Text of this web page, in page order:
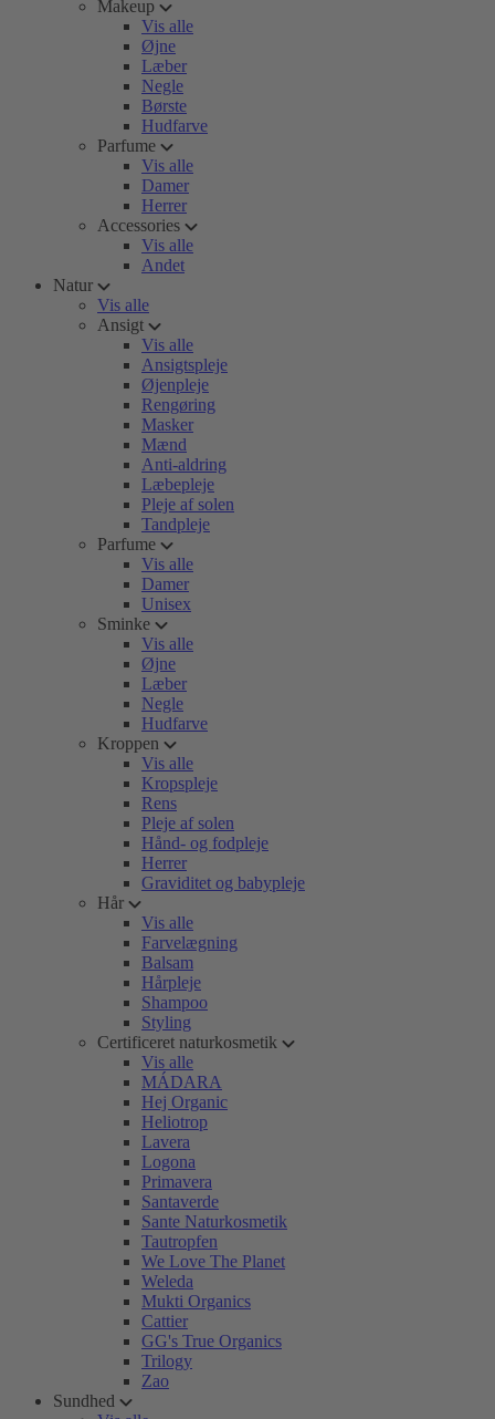
Makeup
Vis alle
Øjne
Læber
Negle
Børste
Hudfarve
Parfume
Vis alle
Damer
Herrer
Accessories
Vis alle
Andet
Natur
Vis alle
Ansigt
Vis alle
Ansigtspleje
Øjenpleje
Rengøring
Masker
Mænd
Anti-aldring
Læbepleje
Pleje af solen
Tandpleje
Parfume
Vis alle
Damer
Unisex
Sminke
Vis alle
Øjne
Læber
Negle
Hudfarve
Kroppen
Vis alle
Kropspleje
Rens
Pleje af solen
Hånd- og fodpleje
Herrer
Graviditet og babypleje
Hår
Vis alle
Farvelægning
Balsam
Hårpleje
Shampoo
Styling
Certificeret naturkosmetik
Vis alle
MÁDARA
Hej Organic
Heliotrop
Lavera
Logona
Primavera
Santaverde
Sante Naturkosmetik
Tautropfen
We Love The Planet
Weleda
Mukti Organics
Cattier
GG's True Organics
Trilogy
Zao
Sundhed